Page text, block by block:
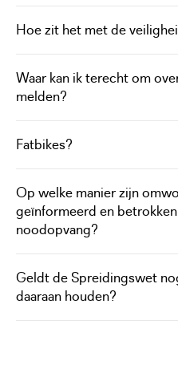
Hoe zit het met de
Waar kan ik terecht om
melden?
Fatbikes?
Op welke manier zijn
geïnformeerd en
noodopvang?
Geldt de Spreidingswet
daaraan houden?